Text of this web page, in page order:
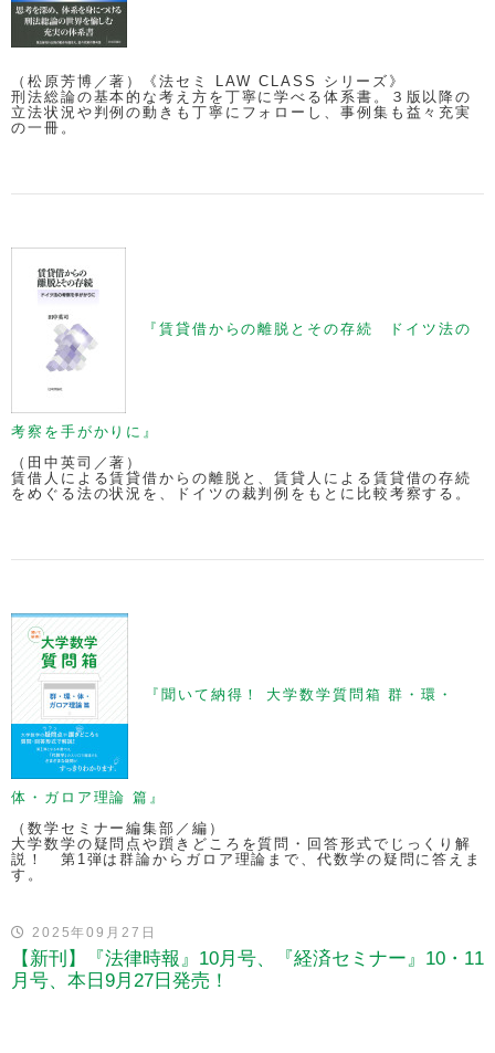
（松原芳博／著）《法セミ LAW CLASS シリーズ》
刑法総論の基本的な考え方を丁寧に学べる体系書。３版以降の
立法状況や判例の動きも丁寧にフォローし、事例集も益々充実
の一冊。
『賃貸借からの離脱とその存続 ドイツ法の
考察を手がかりに』
（田中英司／著）
賃借人による賃貸借からの離脱と、賃貸人による賃貸借の存続
をめぐる法の状況を、ドイツの裁判例をもとに比較考察する。
『聞いて納得！ 大学数学質問箱 群・環・
体・ガロア理論 篇』
（数学セミナー編集部／編）
大学数学の疑問点や躓きどころを質問・回答形式でじっくり解
説！ 第1弾は群論からガロア理論まで、代数学の疑問に答えま
す。
2025年09月27日
【新刊】『法律時報』10月号、『経済セミナー』10・11
月号、本日9月27日発売！